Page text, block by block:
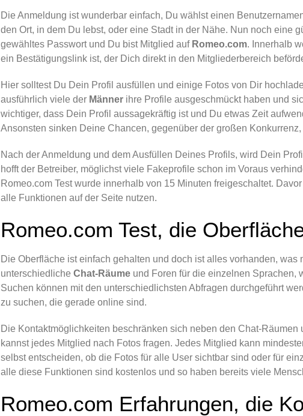
Die Anmeldung ist wunderbar einfach, Du wählst einen
den Ort, in dem Du lebst, oder eine Stadt in der Nähe. Nun noch eine
gewähltes Passwort und Du bist Mitglied auf Romeo.com. Innerhalb
ein Bestätigungslink ist, der Dich direkt in den Mitgliederbereich
Hier solltest Du Dein Profil ausfüllen und einige Fotos von Dir
ausführlich viele der Männer ihre Profile ausgeschmückt haben und
wichtiger, dass Dein Profil aussagekräftig ist und Du etwas Zeit
Ansonsten sinken Deine Chancen, gegenüber der großen
Nach der Anmeldung und dem Ausfüllen Deines Profils, wird Dein
hofft der Betreiber, möglichst viele Fakeprofile schon im Voraus
Romeo.com Test wurde innerhalb von 15 Minuten freigeschaltet.
alle Funktionen auf der Seite nutzen.
Romeo.com Test, die
Die Oberfläche ist einfach gehalten und doch ist alles vorhanden,
unterschiedliche Chat-Räume und Foren für die einzelnen Sprachen,
Suchen können mit den unterschiedlichsten Abfragen durchgeführt
zu suchen, die gerade online sind.
Die Kontaktmöglichkeiten beschränken sich neben den Chat-
kannst jedes Mitglied nach Fotos fragen. Jedes Mitglied kann
selbst entscheiden, ob die Fotos für alle User sichtbar sind oder für
alle diese Funktionen sind kostenlos und so haben bereits viele
Romeo.com Erfahrungen, die